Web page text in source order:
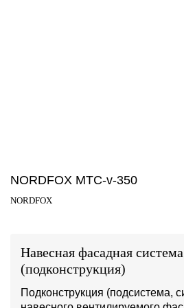
NORDFOX MTC-v-350
NORDFOX
Навесная фасадная система
(подконструкция)
Подконструкция (подсистема,